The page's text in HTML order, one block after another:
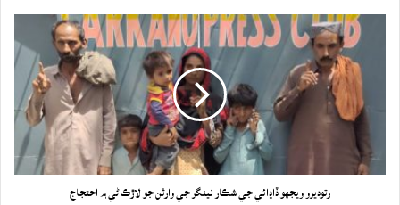
رتوديرو ويجهو ڏاڍائي جي شڪار نينگر جي وارثن جو لاڙڪاڻي ۾ احتجاج